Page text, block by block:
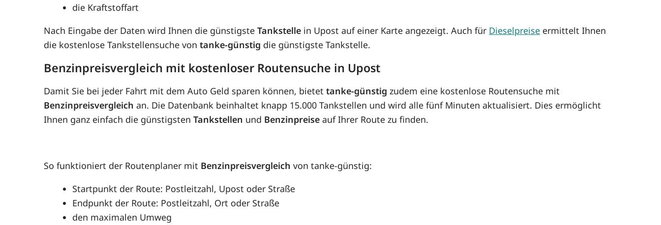
die Kraftstoffart
Nach Eingabe der Daten wird Ihnen die günstigsteTankstelle in Upost auf einer Karte angezeigt. Auch für Dieselpreise ermittelt Ihnen
die kostenlose Tankstellensuche vontanke-günstig die günstigste Tankstelle.
Benzinpreisvergleich mit kostenloser Routensuche in Upost
Damit Sie bei jeder Fahrt mit dem Auto Geld sparen können, bietettanke-günstig zudem eine kostenlose Routensuche mit
Benzinpreisvergleich an. Die Datenbank beinhaltet knapp 15.000 Tankstellen und wird alle fünf Minuten aktualisiert. Dies ermöglicht
Ihnen ganz einfach die günstigstenTankstellen und Benzinpreise auf Ihrer Route zu finden.
So funktioniert der Routenplaner mit Benzinpreisvergleich von tanke-günstig:
Startpunkt der Route: Postleitzahl, Upost oder Straße
Endpunkt der Route: Postleitzahl, Ort oder Straße
den maximalen Umweg